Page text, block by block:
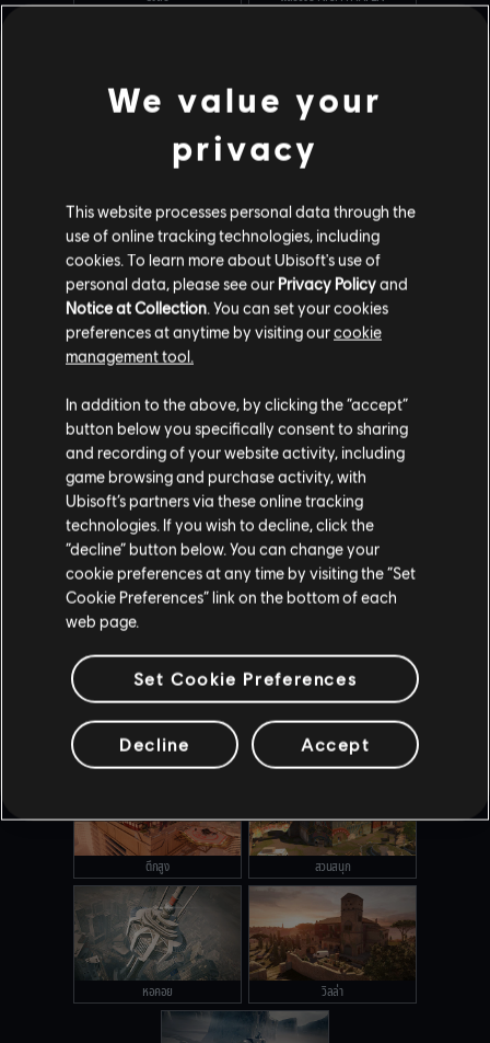
ดินแดนมรกต
ชายฝั่ง สถานทูต
สลัม
เฮเรฟอร์ด บ้าน
เอ้าท์แบ็ค เครื่องบินประธานาธิบดี
ตึกสูง สวนสนุก
หอคอย วิลล่า
We value your
privacy
This website processes personal data through the
use of online tracking technologies, including
cookies. To learn more about Ubisoft's use of
personal data, please see our Privacy Policyand
Notice at Collection . You can set your cookies
preferences at anytime by visiting ourcookie
management tool.
In addition to the above, by clicking the “accept”
button below you specifically consent to sharing
and recording of your website activity, including
game browsing and purchase activity, with
Ubisoft’s partners via these online tracking
technologies. If you wish to decline, click the
“decline” button below. You can change your
cookie preferences at any time by visiting the “Set
Cookie Preferences” link on the bottom of each
web page.
Set Cookie Preferences
Decline Accept